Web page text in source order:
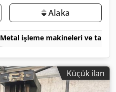
Alaka
Metal işleme makineleri ve
Küçük ilan